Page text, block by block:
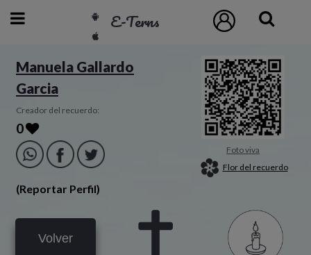
E-Terns
ESP
ENG
POR
Inicio
Eternos
Manuela Gallardo
Garcia
Creador del recuerdo:
0
(Reportar Perfil)
Foto viva
Flor del recuerdo
Volver